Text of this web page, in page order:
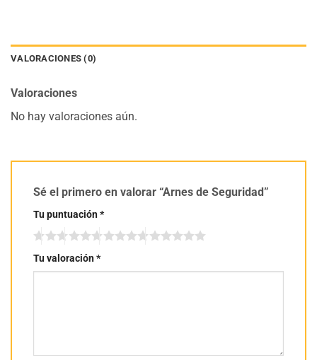
VALORACIONES (0)
Valoraciones
No hay valoraciones aún.
Sé el primero en valorar “Arnes de Seguridad”
Tu puntuación*
Tu valoración*